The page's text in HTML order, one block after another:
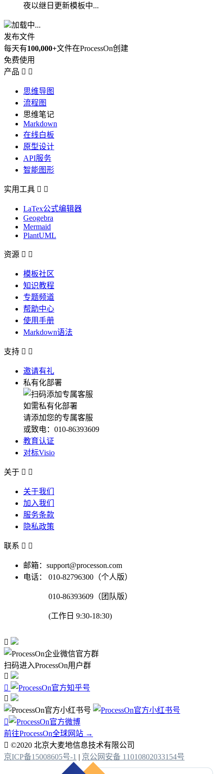
夜以继日更新模板中...
加载中...
发布文件
每天有100,000+文件在ProcessOn创建
免费使用
产品  
思维导图
流程图
思维笔记
Markdown
在线白板
原型设计
API服务
智能图形
实用工具  
LaTex公式编辑器
Geogebra
Mermaid
PlantUML
资源  
模板社区
知识教程
专题频道
帮助中心
使用手册
Markdown语法
支持  
邀请有礼
私有化部署
如需私有化部署
请添加您的专属客服
或致电：010-86393609
教育认证
对标Visio
关于  
关于我们
加入我们
服务条款
隐私政策
联系  
邮箱：support@processon.com
电话：
010-82796300（个人版）
010-86393609（团队版）
(工作日 9:30-18:30)

扫码进入ProcessOn用户群




前往ProcessOn全球网站 →
 ©2020 北京大麦地信息技术有限公司
京ICP备15008605号-1 | 京公网安备 11010802033154号